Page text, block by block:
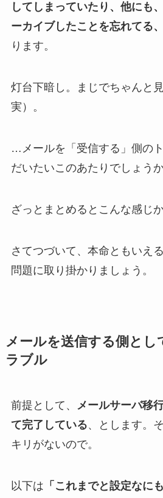
してしまっていたり、他にも
ーカイブしたことを忘れてる
ります。
灯台下暗し。まじでちゃんと
実）。
…メールを「受信する」側のト
だいたいこのあたりでしょうか
ざっとまとめるとこんな感じか
さてつづいて、本命ともいえ
問題に取り掛かりましょう。
メールを送信する側とし
ラブル
前提として、
メールサーバ移
て完了している、とします。
キリがないので。
以下は 「これまでと設定なに